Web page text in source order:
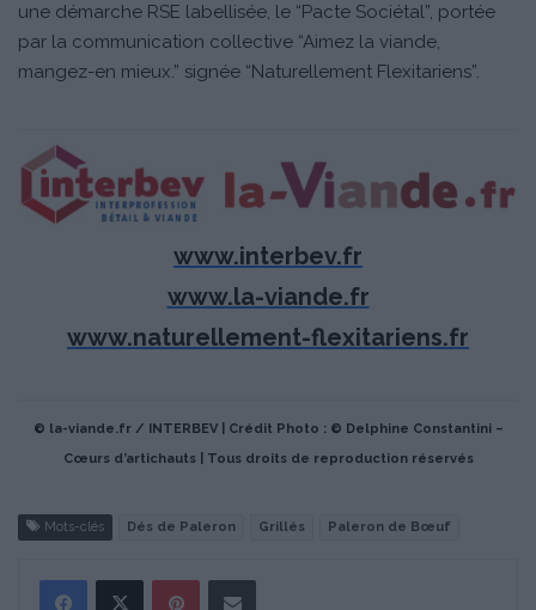
une démarche RSE labellisée, le “Pacte Sociétal”, portée
par la communication collective “Aimez la viande,
mangez-en mieux.” signée “Naturellement Flexitariens”.
www.interbev.fr
www.la-viande.fr
www.naturellement-flexitariens.fr
© la-viande.fr / INTERBEV | Crédit Photo : © Delphine Constantini –
Cœurs d’artichauts | Tous droits de reproduction réservés
Mots-clés Dés de Paleron Grillés Paleron de Bœuf